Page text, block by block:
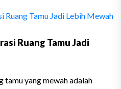
Ruang Tamu Jadi
tamu yang mewah adalah